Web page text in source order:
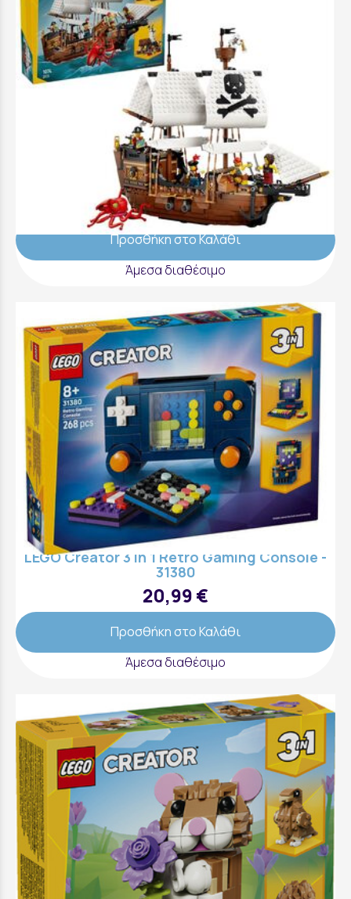
LEGO Creator Iconic Pirate Ship - 31387
109,99 €
Προσθήκη στο Καλάθι
Άμεσα διαθέσιμο
LEGO Creator 3 in 1 Retro Gaming Console -
31380
20,99 €
Προσθήκη στο Καλάθι
Άμεσα διαθέσιμο